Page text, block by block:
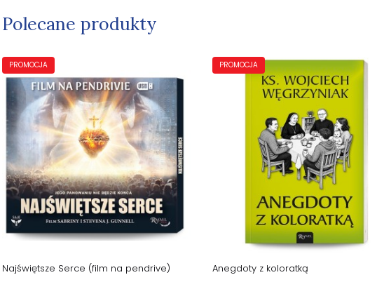
Polecane produkty
Najświętsze Serce (film na pendrive)
PROMOCJA
Anegdoty z koloratką
PROMOCJA